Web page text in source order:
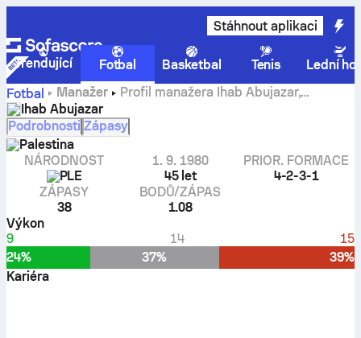
Stáhnout aplikaci
Trendující Fotbal Basketbal Tenis
Lední
Fotbal
Manažer
Profil manažera Ihab Abujazar,
statistiky a historie kariéry
Ihab Abujazar
Podrobnosti Zápasy
Palestina
NÁRODNOST
PLE
1. 9. 1980
45 let
PRIOR. FORMACE
4-2-3-1
ZÁPASY
38
BODŮ/ZÁPAS
1.08
Výkon
9
14
15
24%
37%
39%
Kariéra